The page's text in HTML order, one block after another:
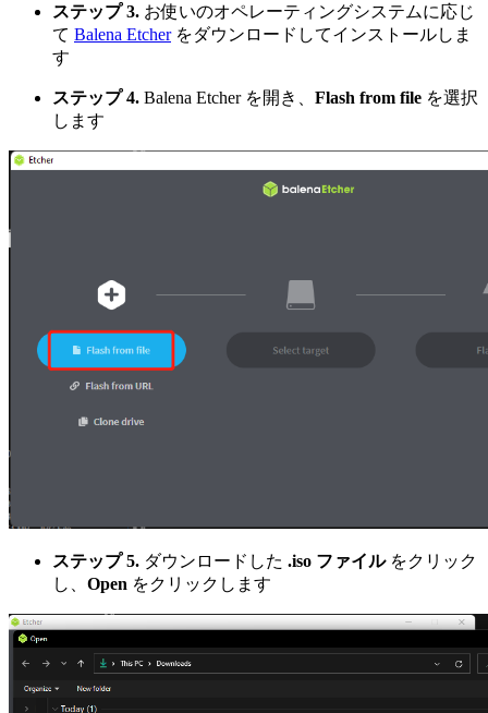
ステップ 3. お使いのオペレーティングシステムに応じ
て Balena Etcherをダウンロードしてインストールしま
す
ステップ 4. Balena Etcher を開き、 Flash from file を選択
します
ステップ 5. ダウンロードした .iso ファイルをクリック
し、 Open をクリックします